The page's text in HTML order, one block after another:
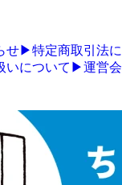
せ▶特定商取引法に
いについて ▶運営会